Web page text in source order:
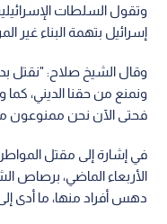
وتقول السلطات
إسرائيل بتهمة البناء غير
وقال الشيخ صلاح: "نقتل
ونمنع من حقنا الديني، كما
فحتى الآن نحن ممنوعون
في إشارة إلى مقتل
الأربعاء الماضي، برصاص
دهس أفراد منها، ما أدى